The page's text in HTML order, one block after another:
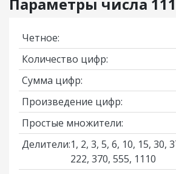
Четное:
Количество цифр:
Сумма цифр:
Произведение цифр:
Простые множители:
Делители:1, 2, 3, 5, 6, 10, 15, 30,
222, 370, 555, 1110